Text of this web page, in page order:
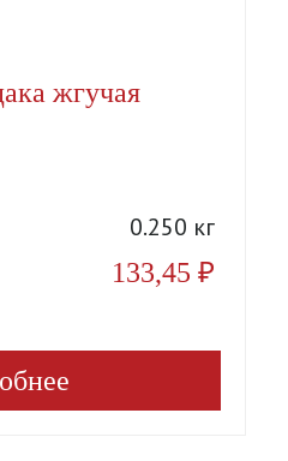
жгучая
0.250 кг
133,45 ₽